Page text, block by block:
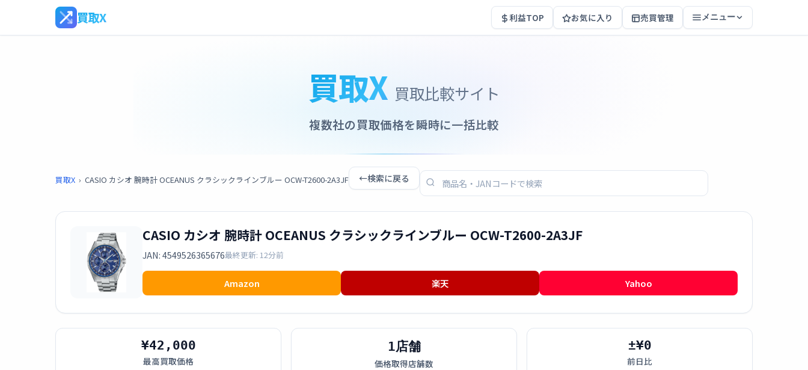
買取X 利益TOP お気に入り 売買管理 メニュー
買取X 買取比較サイト
複数社の買取価格を瞬時に一括比較
買取X › CASIO カシオ 腕時計 OCEANUS クラシックラインブルー OCW-T2600-2A3JF ←検索に戻る
CASIO カシオ 腕時計 OCEANUS クラシックラインブルー OCW-T2600-2A3JF
JAN: 4549526365676最終更新: 12分前
Amazon 楽天 Yahoo
¥42,000
最高買取価格
1店舗
価格取得店舗数
±¥0
前日比